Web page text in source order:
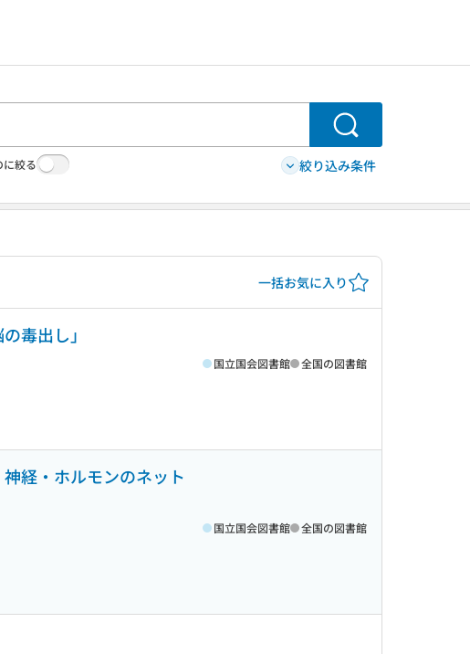
検索
に絞る 絞り込み条件
一括お気に入り
毒出し」
国立国会図書館 全国の図書館
経・ホルモンのネット
国立国会図書館 全国の図書館